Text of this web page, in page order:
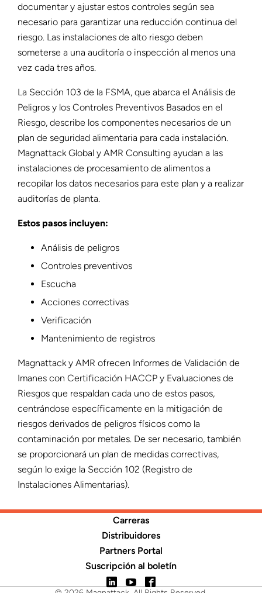
documentar y ajustar estos controles según sea
necesario para garantizar una reducción continua del
riesgo. Las instalaciones de alto riesgo deben
someterse a una auditoría o inspección al menos una
vez cada tres años.
La Sección 103 de la FSMA, que abarca el Análisis de
Peligros y los Controles Preventivos Basados en el
Riesgo, describe los componentes necesarios de un
plan de seguridad alimentaria para cada instalación.
Magnattack Global y AMR Consulting ayudan a las
instalaciones de procesamiento de alimentos a
recopilar los datos necesarios para este plan y a realizar
auditorías de planta.
Estos pasos incluyen:
Análisis de peligros
Controles preventivos
Escucha
Acciones correctivas
Verificación
Mantenimiento de registros
Magnattack y AMR ofrecen Informes de Validación de
Imanes con Certificación HACCP y Evaluaciones de
Riesgos que respaldan cada uno de estos pasos,
centrándose específicamente en la mitigación de
riesgos derivados de peligros físicos como la
contaminación por metales. De ser necesario, también
se proporcionará un plan de medidas correctivas,
según lo exige la Sección 102 (Registro de
Instalaciones Alimentarias).
Carreras
Distribuidores
Partners Portal
Suscripción al boletín
LinkedIn
YouTubeFacebook